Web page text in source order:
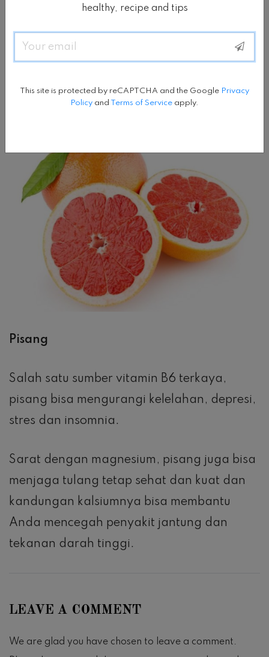
Selain mengandung sumber vitamin C yang
kaya, grapefruit merupakan sumber
kanker.
Pisang
Salah satu sumber vitamin B6 terkaya,
pisang bisa mengurangi kelelahan, depresi,
stres dan insomnia.
Sarat dengan magnesium, pisang juga bisa
menjaga tulang tetap sehat dan kuat dan
kandungan kalsiumnya bisa membantu
Anda mencegah penyakit jantung dan
tekanan darah tinggi.
LEAVE A COMMENT
We are glad you have chosen to leave a comment.
healthy, recipe and tips
Email
This site is protected by reCAPTCHA and the Google Privacy
Policy and Terms of Service apply.